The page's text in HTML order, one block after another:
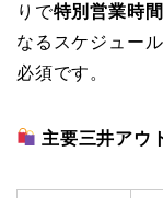
りで特別営業時間
なるスケジュー
必須です。
主要三井アウ